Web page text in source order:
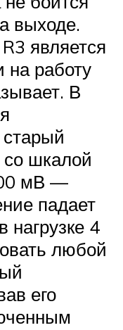
выходе.
является
работу
В
шкалой
мВ —
падает
нагрузке 4
любой
его